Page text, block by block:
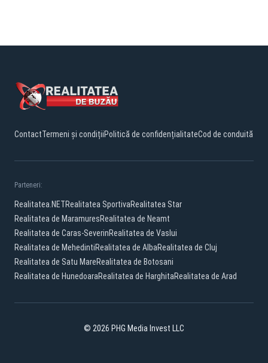
ContactTermeni și condițiiPolitică de confidențialitateCod de conduită
Parteneri:
Realitatea.NETRealitatea SportivaRealitatea Star
Realitatea de MaramuresRealitatea de Neamt
Realitatea de Caras-SeverinRealitatea de Vaslui
Realitatea de MehedintiRealitatea de AlbaRealitatea de Cluj
Realitatea de Satu MareRealitatea de Botosani
Realitatea de HunedoaraRealitatea de HarghitaRealitatea de Arad
© 2026 PHG Media Invest LLC